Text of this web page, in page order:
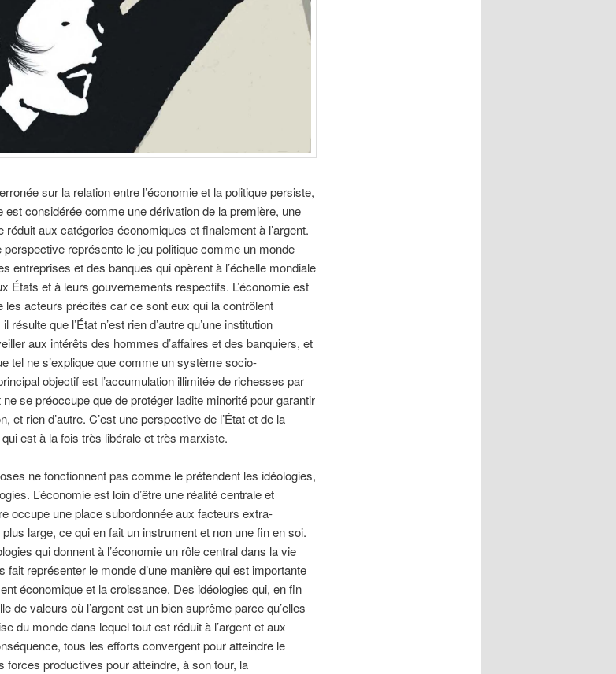
sur la relation entre l’économie et la politique persiste,
est considérée comme une dérivation de la première, une
réduit aux catégories économiques et finalement à l’argent.
perspective représente le jeu politique comme un monde
entreprises et des banques qui opèrent à l’échelle mondiale
États et à leurs gouvernements respectifs. L’économie est
les acteurs précités car ce sont eux qui la contrôlent
que l’État n’est rien d’autre qu’une institution
aux intérêts des hommes d’affaires et des banquiers, et
tel ne s’explique que comme un système socio-
objectif est l’accumulation illimitée de richesses par
ne se préoccupe que de protéger ladite minorité pour garantir
et rien d’autre. C’est une perspective de l’État et de la
est à la fois très libérale et très marxiste.
ne fonctionnent pas comme le prétendent les idéologies,
L’économie est loin d’être une réalité centrale et
occupe une place subordonnée aux facteurs extra-
large, ce qui en fait un instrument et non une fin en soi.
qui donnent à l’économie un rôle central dans la vie
fait représenter le monde d’une manière qui est importante
économique et la croissance. Des idéologies qui, en fin
de valeurs où l’argent est un bien suprême parce qu’elles
du monde dans lequel tout est réduit à l’argent et aux
tous les efforts convergent pour atteindre le
forces productives pour atteindre, à son tour, la